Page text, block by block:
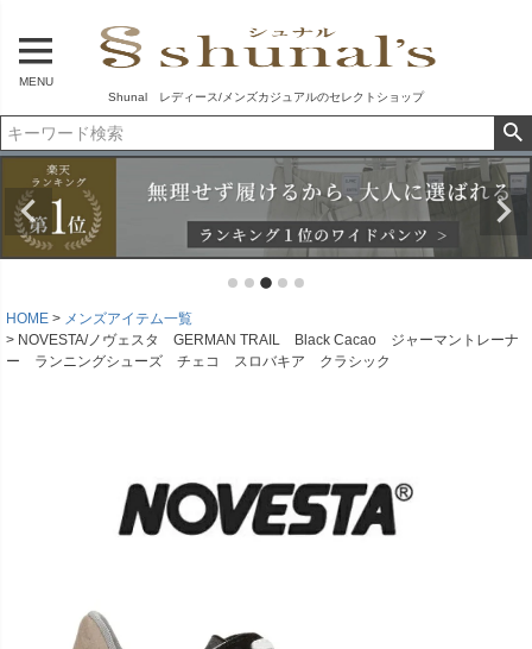
MENU
Shunal レディース/メンズカジュアルのセレクトショップ
HOME
メンズアイテム一覧
NOVESTA/ノヴェスタ GERMAN TRAIL Black Cacao ジャーマントレーナ
ー ランニングシューズ チェコ スロバキア クラシック